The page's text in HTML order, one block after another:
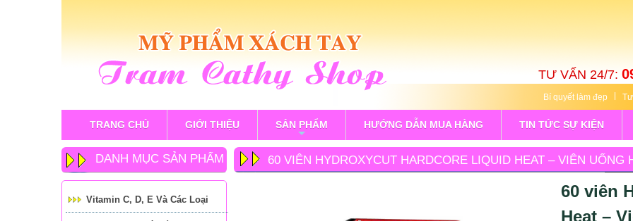
TƯ VẤN 24/7:
Bí quyết làm đẹp
TRANG CHỦ GIỚI THIỆU
+
SẢN PHẨM HƯỚNG DẪN MUA HÀNG TIN TỨC SỰ KIỆN
DANH MỤC SẢN PHẨM
Vitamin C, D, E Và Các Loại
60 VIÊN HYDROXYCUT HARDCORE LIQUID HEAT – VIÊN
60 viên
Heat –